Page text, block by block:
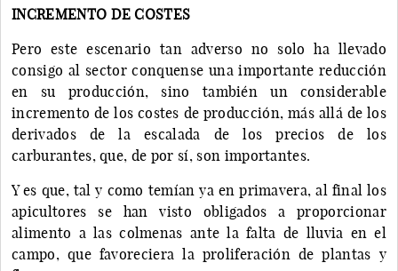
INCREMENTO DE COSTES
Pero este escenario tan adverso no solo ha llevado
consigo al sector conquense una importante reducción
en su producción, sino también un considerable
incremento de los costes de producción, más allá de los
derivados de la escalada de los precios de los
carburantes, que, de por sí, son importantes.
Y es que, tal y como temían ya en primavera, al final los
apicultores se han visto obligados a proporcionar
alimento a las colmenas ante la falta de lluvia en el
campo, que favoreciera la proliferación de plantas y